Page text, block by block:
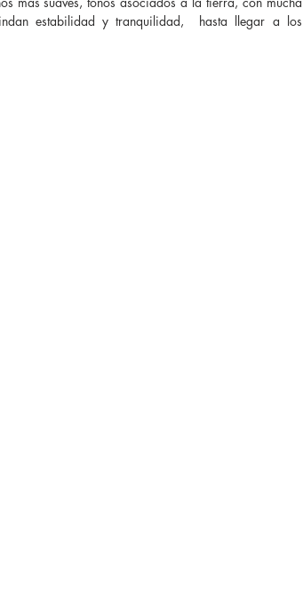
estabilidad y tranquilidad,  hasta llegar a los